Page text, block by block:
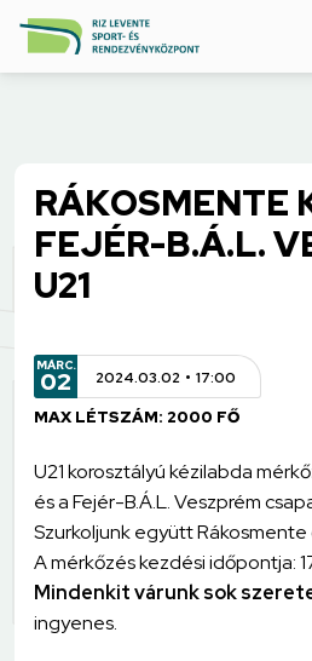
RÁKOSMENTE
FEJÉR-B.Á.L.
U21
MÁRC.
02 2024.03.02 17:00
MAX LÉTSZÁM: 2000 FŐ
U21 korosztályú kézilabda
és a Fejér-B.Á.L. Veszprém
Szurkoljunk együtt Rákosmente
A mérkőzés kezdési időpontja:
Mindenkit várunk sok
ingyenes.